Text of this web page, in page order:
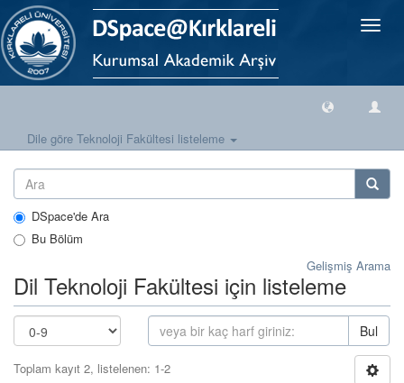
Geçiş
Dile göre Teknoloji Fakültesi listeleme
DSpace'de Ara
Bu Bölüm
Gelişmiş Arama
Dil Teknoloji Fakültesi için listeleme
Bul
Toplam kayıt 2, listelenen: 1-2